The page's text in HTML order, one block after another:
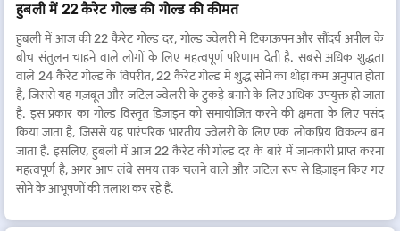
हुबली में 22 कैरेट गोल्ड की गोल्ड की कीमत
हुबली में आज की 22 कैरेट गोल्ड दर, गोल्ड ज्वेलरी में टिकाऊपन और सौंदर्य अपील के
बीच संतुलन चाहने वाले लोगों के लिए महत्वपूर्ण परिणाम देती है. सबसे अधिक शुद्धता
वाले 24 कैरेट गोल्ड के विपरीत, 22 कैरेट गोल्ड में शुद्ध सोने का थोड़ा कम अनुपात होता
है, जिससे यह मज़बूत और जटिल ज्वेलरी के टुकड़े बनाने के लिए अधिक उपयुक्त हो जाता
है. इस प्रकार का गोल्ड विस्तृत डिज़ाइन को समायोजित करने की क्षमता के लिए पसंद
किया जाता है, जिससे यह पारंपरिक भारतीय ज्वेलरी के लिए एक लोकप्रिय विकल्प बन
जाता है. इसलिए, हुबली में आज 22 कैरेट की गोल्ड दर के बारे में जानकारी प्राप्त करना
महत्वपूर्ण है, अगर आप लंबे समय तक चलने वाले और जटिल रूप से डिज़ाइन किए गए
सोने के आभूषणों की तलाश कर रहे हैं.